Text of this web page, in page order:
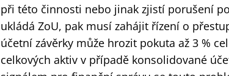
při této činnosti nebo jinak zjistí porušení
ukládá ZoU, pak musí zahájit řízení o
účetní závěrky může hrozit pokuta až 3 %
celkových aktiv v případě konsolidované